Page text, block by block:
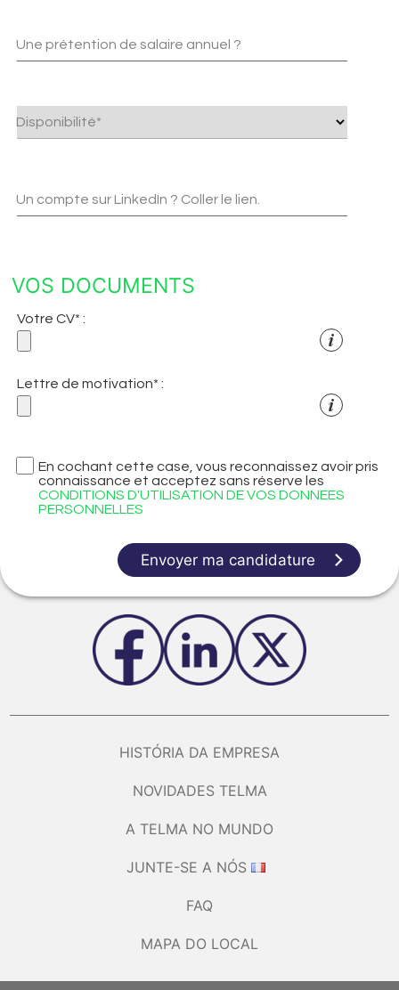
Une prétention de salaire annuel ?
Disponibilité*
Un compte sur LinkedIn ? Coller le lien.
VOS DOCUMENTS
Votre CV* :
Lettre de motivation* :
En cochant cette case, vous reconnaissez avoir pris
connaissance et acceptez sans réserve les
CONDITIONS D'UTILISATION DE VOS DONNEES
PERSONNELLES
Envoyer ma candidature
HISTÓRIA DA EMPRESA
NOVIDADES TELMA
A TELMA NO MUNDO
JUNTE-SE A NÓS
FAQ
MAPA DO LOCAL